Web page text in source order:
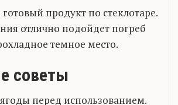
продукт по стеклотаре.
отлично подойдет погреб
темное место.
советы
перед использованием.